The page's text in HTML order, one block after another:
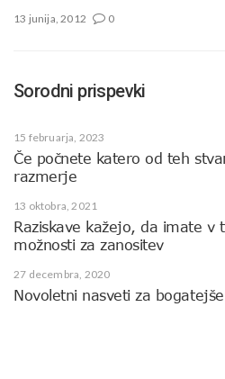
13 junija, 2012 0
Sorodni prispevki
15 februarja, 2023
Če počnete katero od teh
razmerje
13 oktobra, 2021
Raziskave kažejo, da imate v
možnosti za zanositev
27 decembra, 2020
Novoletni nasveti za